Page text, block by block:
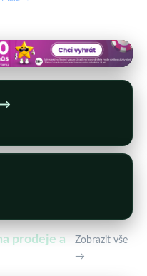
→
prodeje a
Zobrazit vše
→